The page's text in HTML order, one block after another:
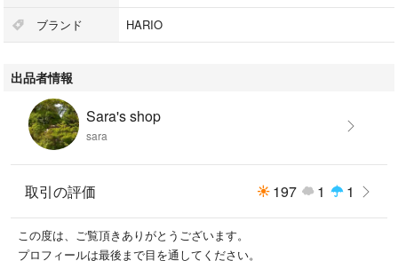
・耐熱性のグラス2個おまけで付けます。(*^^*)
満水で270ccヨーカ堂購入1個￥500程でした。不要でしたら
ブランド HARIO
出品者情報
Sara's shop
sara
取引の評価 197 1 1
この度は、ご覧頂きありがとうございます。
プロフィールは最後まで目を通してください。